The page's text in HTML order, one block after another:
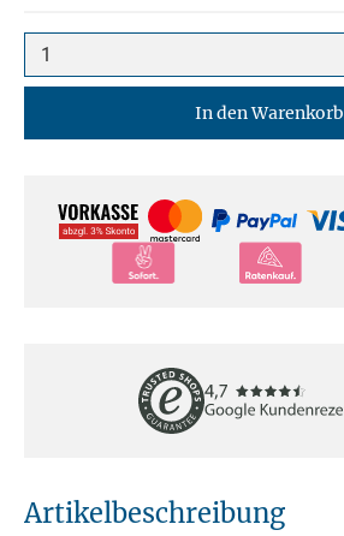
In den Warenkorb
Artikelbeschreibung